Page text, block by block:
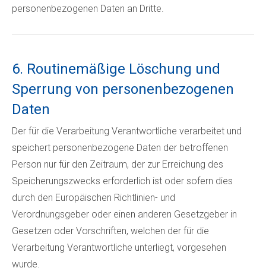
personenbezogenen Daten an Dritte.
6. Routinemäßige Löschung und
Sperrung von personenbezogenen
Daten
Der für die Verarbeitung Verantwortliche verarbeitet und
speichert personenbezogene Daten der betroffenen
Person nur für den Zeitraum, der zur Erreichung des
Speicherungszwecks erforderlich ist oder sofern dies
durch den Europäischen Richtlinien- und
Verordnungsgeber oder einen anderen Gesetzgeber in
Gesetzen oder Vorschriften, welchen der für die
Verarbeitung Verantwortliche unterliegt, vorgesehen
wurde.